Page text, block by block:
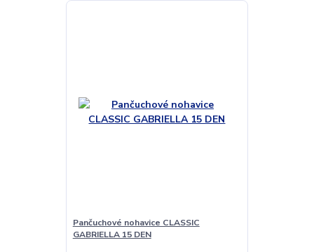
Pančuchové nohavice CLASSIC
GABRIELLA 15 DEN